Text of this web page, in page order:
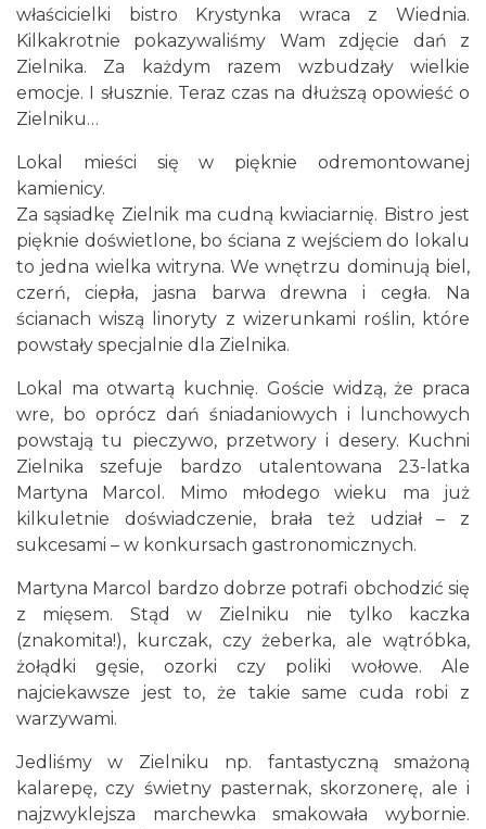
właścicielki bistro Krystynka wraca z Wiednia.
Kilkakrotnie pokazywaliśmy Wam zdjęcie dań z
Zielnika. Za każdym razem wzbudzały wielkie
emocje. I słusznie. Teraz czas na dłuższą opowieść o
Zielniku…
Lokal mieści się w pięknie odremontowanej
kamienicy.
Za sąsiadkę Zielnik ma cudną kwiaciarnię. Bistro jest
pięknie doświetlone, bo ściana z wejściem do lokalu
to jedna wielka witryna. We wnętrzu dominują biel,
czerń, ciepła, jasna barwa drewna i cegła. Na
ścianach wiszą linoryty z wizerunkami roślin, które
powstały specjalnie dla Zielnika.
Lokal ma otwartą kuchnię. Goście widzą, że praca
wre, bo oprócz dań śniadaniowych i lunchowych
powstają tu pieczywo, przetwory i desery. Kuchni
Zielnika szefuje bardzo utalentowana 23-latka
Martyna Marcol. Mimo młodego wieku ma już
kilkuletnie doświadczenie, brała też udział – z
sukcesami – w konkursach gastronomicznych.
Martyna Marcol bardzo dobrze potrafi obchodzić się
z mięsem. Stąd w Zielniku nie tylko kaczka
(znakomita!), kurczak, czy żeberka, ale wątróbka,
żołądki gęsie, ozorki czy poliki wołowe. Ale
najciekawsze jest to, że takie same cuda robi z
warzywami.
Jedliśmy w Zielniku np. fantastyczną smażoną
kalarepę, czy świetny pasternak, skorzonerę, ale i
najzwyklejsza marchewka smakowała wybornie.